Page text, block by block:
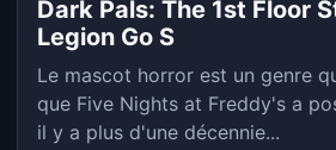
Dark Pals: The 1st Floor
Legion Go S
Le mascot horror est un genre
que Five Nights at Freddy's a
il y a plus d'une décennie...